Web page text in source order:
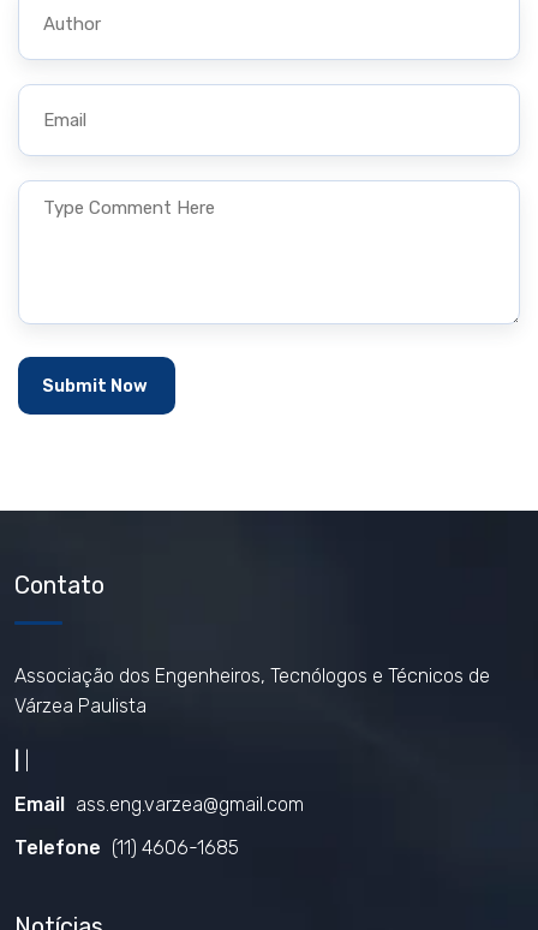
Contato
Associação dos Engenheiros, Tecnólogos e Técnicos de
Várzea Paulista
Email
ass.eng.varzea@gmail.com
Telefone (11) 4606-1685